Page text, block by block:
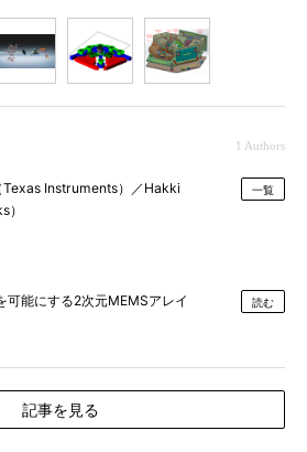
1 Authors
Instruments）／Hakki
）
一覧
可能にする2次元MEMSアレイ 読む
記事を見る